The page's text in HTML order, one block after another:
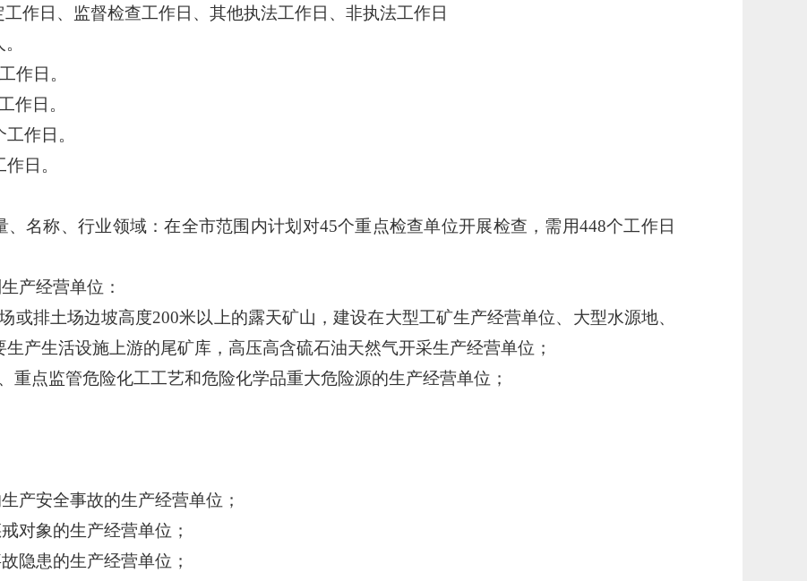
作日、监督检查工作日、其他执法工作日、非执法工作日
作日。
作日。
工作日。
日。
、名称、行业领域：在全市范围内计划对45个重点检查单位开展检查，需用448个工作日
产经营单位：
或排土场边坡高度200米以上的露天矿山，建设在大型工矿生产经营单位、大型水源地、
产生活设施上游的尾矿库，高压高含硫石油天然气开采生产经营单位；
重点监管危险化工工艺和危险化学品重大危险源的生产经营单位；
产安全事故的生产经营单位；
对象的生产经营单位；
隐患的生产经营单位；